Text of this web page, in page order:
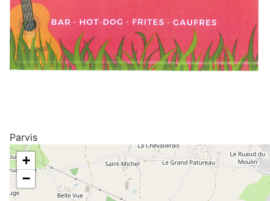
Parvis
+
−